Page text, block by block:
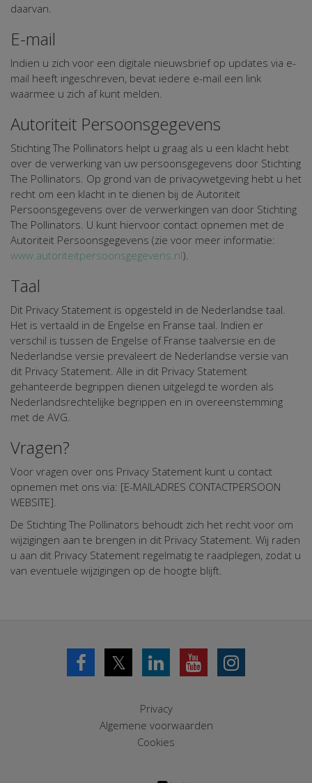
daarvan.
E-mail
Indien u zich voor een digitale nieuwsbrief op updates via e-
mail heeft ingeschreven, bevat iedere e-mail een link
waarmee u zich af kunt melden.
Autoriteit Persoonsgegevens
Stichting The Pollinators helpt u graag als u een klacht hebt
over de verwerking van uw persoonsgegevens door Stichting
The Pollinators. Op grond van de privacywetgeving hebt u het
recht om een klacht in te dienen bij de Autoriteit
Persoonsgegevens over de verwerkingen van door Stichting
The Pollinators. U kunt hiervoor contact opnemen met de
Autoriteit Persoonsgegevens (zie voor meer informatie:
www.autoriteitpersoonsgegevens.nl).
Taal
Dit Privacy Statement is opgesteld in de Nederlandse taal.
Het is vertaald in de Engelse en Franse taal. Indien er
verschil is tussen de Engelse of Franse taalversie en de
Nederlandse versie prevaleert de Nederlandse versie van
dit Privacy Statement. Alle in dit Privacy Statement
gehanteerde begrippen dienen uitgelegd te worden als
Nederlandsrechtelijke begrippen en in overeenstemming
met de AVG.
Vragen?
Voor vragen over ons Privacy Statement kunt u contact
opnemen met ons via: [E-MAILADRES CONTACTPERSOON
WEBSITE].
De Stichting The Pollinators behoudt zich het recht voor om
wijzigingen aan te brengen in dit Privacy Statement. Wij raden
u aan dit Privacy Statement regelmatig te raadplegen, zodat u
van eventuele wijzigingen op de hoogte blijft.
𝕏
Privacy
Algemene voorwaarden
Cookies